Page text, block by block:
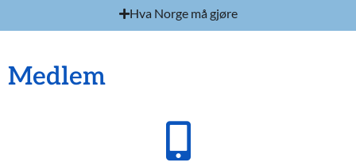
Hva Norge må gjøre
Medlem